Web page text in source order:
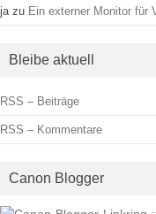
ja zu Ein externer Monitor für
Bleibe aktuell
RSS – Beiträge
RSS – Kommentare
Canon Blogger